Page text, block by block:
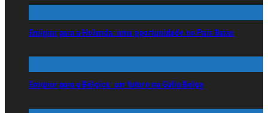
Emigrar para a Holanda: uma oportunidade no País Baixo
Emigrar para a Bélgica: um futuro na Gália Belga